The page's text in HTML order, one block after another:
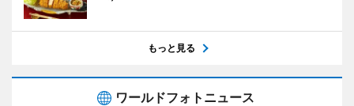
もっと見る
ワールドフォトニュース